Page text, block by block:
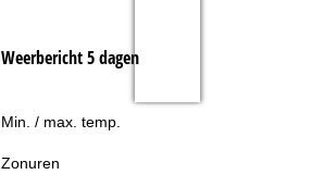
Weerbericht 5 dagen
Min. / max. temp.
Zonuren